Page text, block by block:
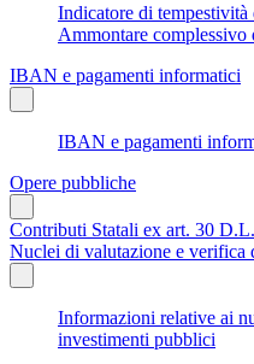
Indicatore di tempestività
Ammontare complessivo
IBAN e pagamenti informatici
IBAN e pagamenti
Opere pubbliche
Contributi Statali ex art. 30
Nuclei di valutazione e verifica
Informazioni relative ai
investimenti pubblici